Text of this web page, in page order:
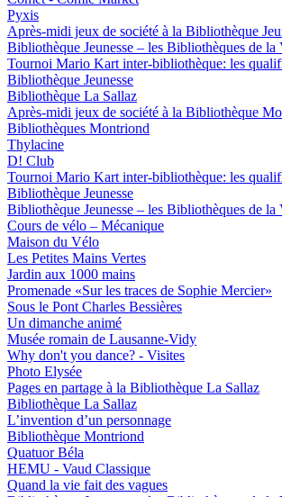
Pyxis
Après-midi jeux de société à la Bibliothèque
Bibliothèque Jeunesse – les Bibliothèques de la
Tournoi Mario Kart inter-bibliothèque: les
Bibliothèque Jeunesse
Bibliothèque La Sallaz
Après-midi jeux de société à la Bibliothèque
Bibliothèques Montriond
Thylacine
D! Club
Tournoi Mario Kart inter-bibliothèque: les
Bibliothèque Jeunesse
Bibliothèque Jeunesse – les Bibliothèques de la
Cours de vélo – Mécanique
Maison du Vélo
Les Petites Mains Vertes
Jardin aux 1000 mains
Promenade «Sur les traces de Sophie Mercier»
Sous le Pont Charles Bessières
Un dimanche animé
Musée romain de Lausanne-Vidy
Why don't you dance? - Visites
Photo Elysée
Pages en partage à la Bibliothèque La Sallaz
Bibliothèque La Sallaz
L’invention d’un personnage
Bibliothèque Montriond
Quatuor Béla
HEMU - Vaud Classique
Quand la vie fait des vagues